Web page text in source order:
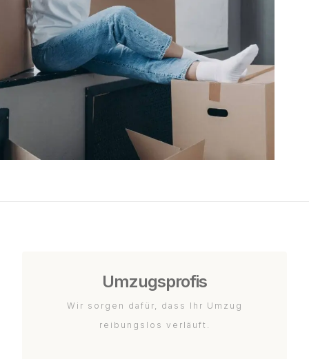
Umzugsprofis
Wir sorgen dafür, dass Ihr Umzug
reibungslos verläuft.